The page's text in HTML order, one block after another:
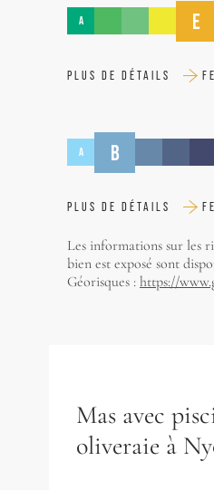
A E
PLUS DE DÉTAILS
A B
PLUS DE DÉTAILS
Les informations sur les
bien est exposé sont
Géorisques : https://
Mas avec
oliveraie à